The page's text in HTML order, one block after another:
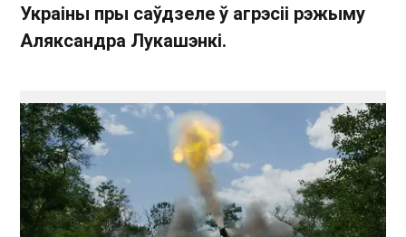
Украіны пры саўдзеле ў агрэсіі рэжыму
Аляксандра Лукашэнкі.